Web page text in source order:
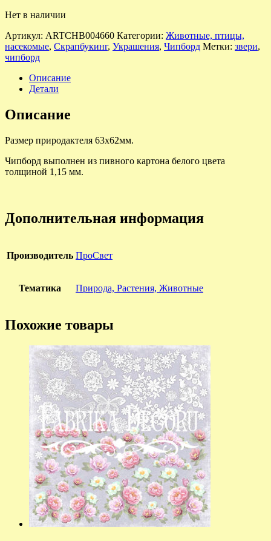
Нет в наличии
Артикул: ARTCHB004660 Категории: Животные, птицы,
насекомые, Скрапбукинг, Украшения, Чипборд Метки: звери,
чипборд
Описание
Детали
Описание
Размер природактеля 63х62мм.
Чипборд выполнен из пивного картона белого цвета
толщиной 1,15 мм.
Дополнительная информация
Производитель ПроСвет
Тематика Природа, Растения, Животные
Похожие товары